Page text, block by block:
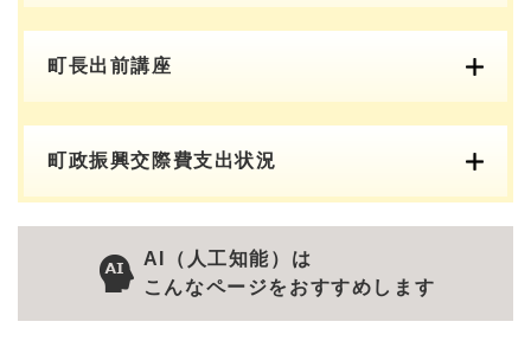
町長出前講座
町政振興交際費支出状況
AI（人工知能）は
こんなページをおすすめします